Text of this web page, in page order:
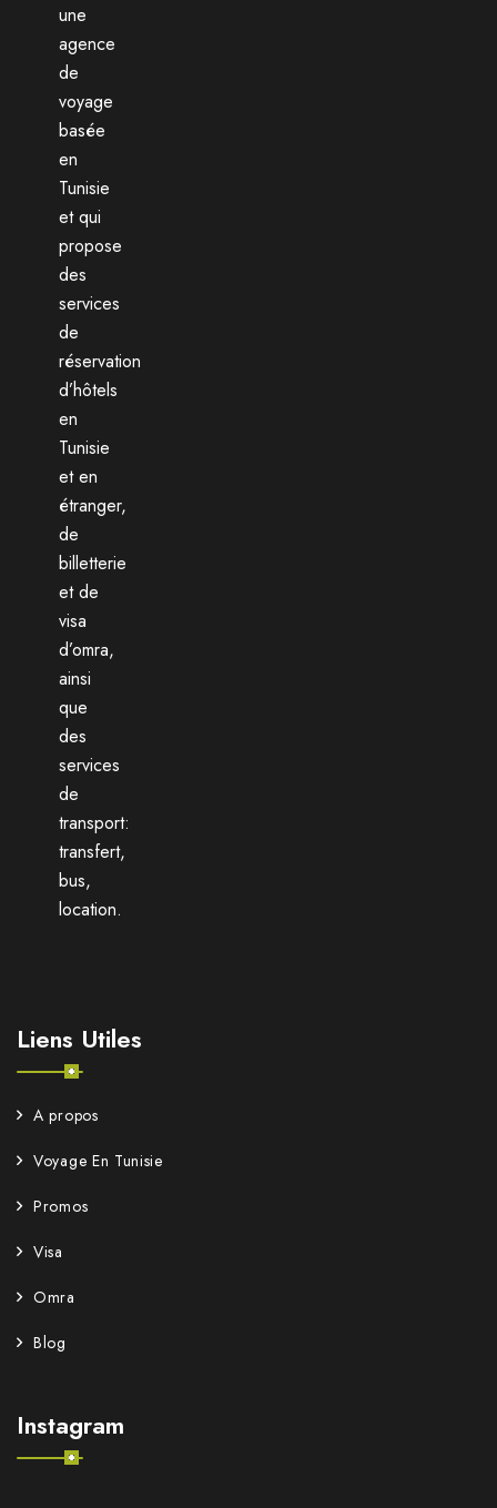
une
agence
de
voyage
basée
en
Tunisie
et qui
propose
des
services
de
réservation
d’hôtels
en
Tunisie
et en
étranger,
de
billetterie
et de
visa
d’omra,
ainsi
que
des
services
de
transport:
transfert,
bus,
location.
Liens Utiles
A propos
Voyage En Tunisie
Promos
Visa
Omra
Blog
Instagram